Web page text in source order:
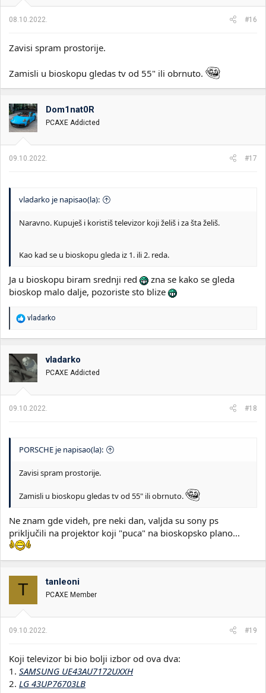
:
08.10.2022. #16
Zavisi spram prostorije.
Zamisli u bioskopu gledas tv od 55" ili obrnuto.
Dom1nat0R
PCAXE Addicted
09.10.2022. #17
vladarko je napisao(la):
Naravno. Kupuješ i koristiš televizor koji želiš i za šta želiš.
Kao kad se u bioskopu gleda iz 1. ili 2. reda.
Ja u bioskopu biram srednji red
zna se kako se gleda
bioskop malo dalje, pozoriste sto blize
R
a
o
v
a
n
:
vladarko
vladarko
PCAXE Addicted
09.10.2022. #18
PORSCHE je napisao(la):
Zavisi spram prostorije.
Zamisli u bioskopu gledas tv od 55" ili obrnuto.
Ne znam gde videh, pre neki dan, valjda su sony ps
priključili na projektor koji "puca" na bioskopsko plano...
T tanleoni
PCAXE Member
09.10.2022. #19
Koji televizor bi bio bolji izbor od ova dva:
1. SAMSUNG UE43AU7172UXXH
2. LG 43UP76703LB